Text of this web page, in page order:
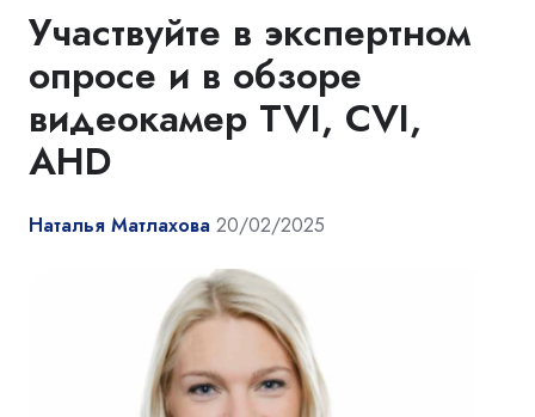
Участвуйте в экспертном
опросе и в обзоре
видеокамер TVI, CVI,
AHD
Наталья Матлахова 20/02/2025